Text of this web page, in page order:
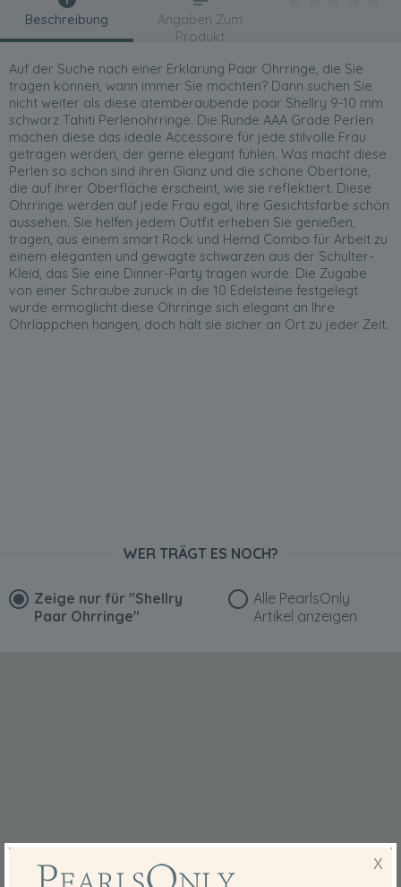
Beschreibung
Auf der Suche nach einer Erklärung Paar Ohrringe, die Sie
tragen können, wann immer Sie möchten? Dann suchen Sie
nicht weiter als diese atemberaubende paar Shellry 9-10 mm
schwarz Tahiti Perlenohrringe. Die Runde AAA Grade Perlen
machen diese das ideale Accessoire für jede stilvolle Frau
getragen werden, der gerne elegant fühlen. Was macht diese
Perlen so schön sind ihren Glanz und die schöne Obertöne,
die auf ihrer Oberfläche erscheint, wie sie reflektiert. Diese
Ohrringe werden auf jede Frau egal, ihre Gesichtsfarbe schön
aussehen. Sie helfen jedem Outfit erheben Sie genießen,
tragen, aus einem smart Rock und Hemd Combo für Arbeit zu
einem eleganten und gewagte schwarzen aus der Schulter-
Kleid, das Sie eine Dinner-Party tragen würde. Die Zugabe
von einer Schraube zurück in die 10 Edelsteine festgelegt
wurde ermöglicht diese Ohrringe sich elegant an Ihre
Ohrläppchen hängen, doch hält sie sicher an Ort zu jeder Zeit.
Angaben Zum
Produkt
WER TRÄGT ES NOCH?
Zeige nur für "Shellry
Paar Ohrringe"
Alle PearlsOnly
Artikel anzeigen
X